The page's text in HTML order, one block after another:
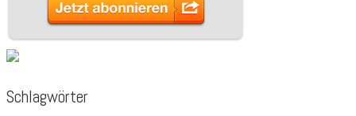
Schlagwörter